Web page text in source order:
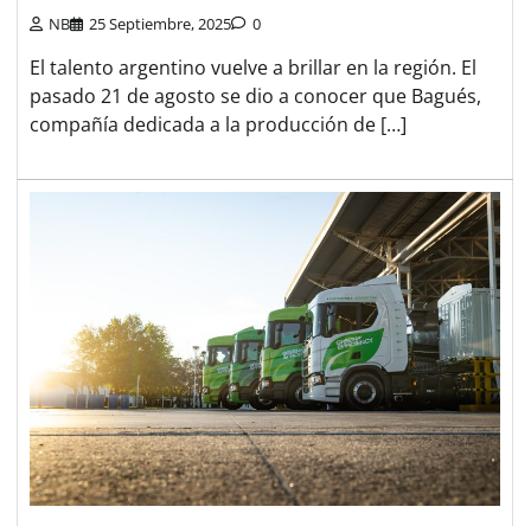
NB 25 Septiembre, 2025 0
El talento argentino vuelve a brillar en la región. El
pasado 21 de agosto se dio a conocer que Bagués,
compañía dedicada a la producción de […]